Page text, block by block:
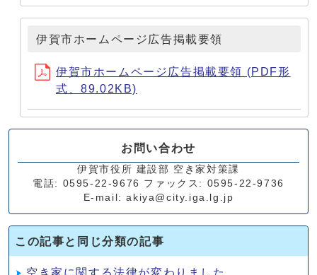
伊賀市ホームページ広告掲載要領
伊賀市ホームページ広告掲載要領 (PDF形
式、89.02KB)
お問い合わせ
伊賀市役所 建設部 空き家対策課
電話: 0595-22-9676 ファックス: 0595-22-9736
E-mail: akiya@city.iga.lg.jp
この記事と同じ分類の記事